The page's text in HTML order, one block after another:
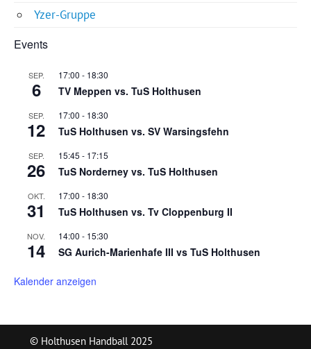
Yzer-Gruppe
Events
SEP.
6
17:00 - 18:30
TV Meppen vs. TuS Holthusen
SEP.
12
17:00 - 18:30
TuS Holthusen vs. SV Warsingsfehn
SEP.
26
15:45 - 17:15
TuS Norderney vs. TuS Holthusen
OKT.
31
17:00 - 18:30
TuS Holthusen vs. Tv Cloppenburg II
NOV.
14
14:00 - 15:30
SG Aurich-Marienhafe III vs TuS Holthusen
Kalender anzeigen
© Holthusen Handball 2025